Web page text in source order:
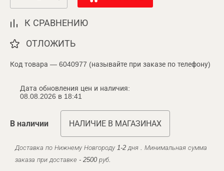
К СРАВНЕНИЮ
ОТЛОЖИТЬ
Код товара — 6040977 (называйте при заказе по телефону)
Дата обновления цен и наличия:
08.08.2026 в 18:41
В наличии НАЛИЧИЕ В МАГАЗИНАХ
Доставка по Нижнему Новгороду 1-2 дня . Минимальная сумма
заказа при доставке - 2500 руб.